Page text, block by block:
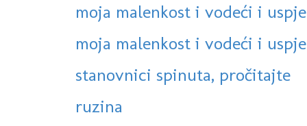
moja malenkost i vodeći i
moja malenkost i vodeći i
stanovnici spinuta, pročitajte
ruzina